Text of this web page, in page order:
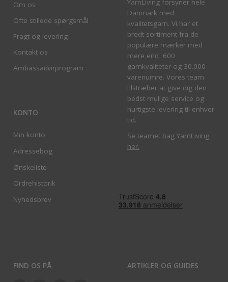
Om os
Ofte stillede spørgsmål
Fragt og levering
Kontakt os
Ambassadørprogram
KONTO
Min konto
Adressebog
Ønskeliste
Ordrehistorik
Nyhedsbrev
YarnLiving forsyner hele
Danmark med
kvalitetsgarn. Vi har et
bredt sortiment fra de
populære mærker med
mere end 600
garnkvaliteter og 30.000
varenumre. Vores team
tilstræber at give dig den
bedst mulige service og
hurtigste levering til enhver
tid.
Se teamet bag YarnLiving
her.
FIND OS PÅ ARTIKLER OG GUIDES